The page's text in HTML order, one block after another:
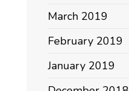
March 2019
February 2019
January 2019